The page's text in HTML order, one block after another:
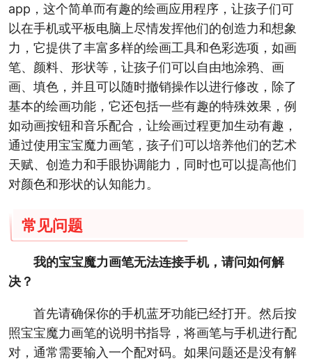
app，这个简单而有趣的绘画应用程序，让孩子们可
以在手机或平板电脑上尽情发挥他们的创造力和想象
力，它提供了丰富多样的绘画工具和色彩选项，如画
笔、颜料、形状等，让孩子们可以自由地涂鸦、画
画、填色，并且可以随时撤销操作以进行修改，除了
基本的绘画功能，它还包括一些有趣的特殊效果，例
如动画按钮和音乐配合，让绘画过程更加生动有趣，
通过使用宝宝魔力画笔，孩子们可以培养他们的艺术
天赋、创造力和手眼协调能力，同时也可以提高他们
对颜色和形状的认知能力。
常见问题
我的宝宝魔力画笔无法连接手机，请问如何解
决？
首先请确保你的手机蓝牙功能已经打开。然后按
照宝宝魔力画笔的说明书指导，将画笔与手机进行配
对，通常需要输入一个配对码。如果问题还是没有解